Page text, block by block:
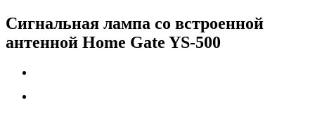
Сигнальная лампа со встроенной
антенной Home Gate YS-500